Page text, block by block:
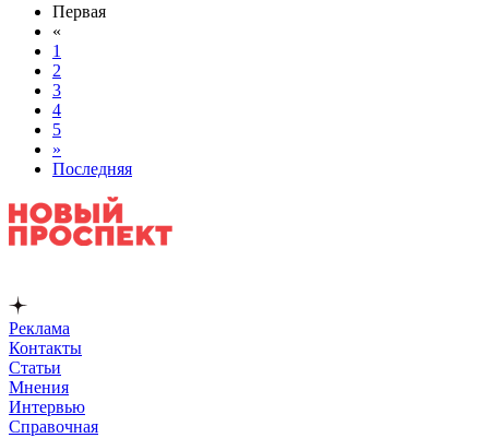
Первая
«
1
2
3
4
5
»
Последняя
Реклама
Контакты
Статьи
Мнения
Интервью
Справочная